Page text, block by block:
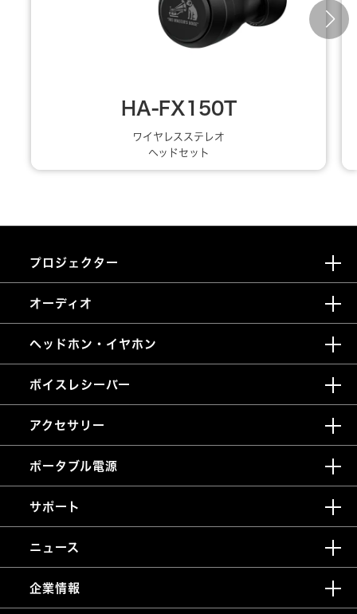
HA-FX150T
ワイヤレスステレオ
ヘッドセット
プロジェクター
オーディオ
ヘッドホン・イヤホン
ボイスレシーバー
アクセサリー
ポータブル電源
サポート
ニュース
企業情報